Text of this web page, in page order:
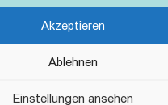
Akzeptieren
Ablehnen
Einstellungen ansehen